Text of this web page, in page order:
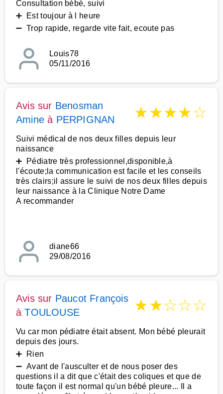
Consultation bébé, suivi
➕ Est toujour à l heure
➖ Trop rapide, regarde vite fait, ecoute pas
Louis78
05/11/2016
Avis sur Benosman
Amine à PERPIGNAN ★★★★☆
Suivi médical de nos deux filles depuis leur
naissance
➕ Pédiatre très professionnel,disponible,à
l'écoute;la communication est facile et les conseils
très clairs;il assure le suivi de nos deux filles depuis
leur naissance à la Clinique Notre Dame
A recommander
diane66
29/08/2016
Avis sur Paucot François
àTOULOUSE ★★☆☆☆
Vu car mon pédiatre était absent. Mon bébé pleurait
depuis des jours.
➕ Rien
➖ Avant de l'ausculter et de nous poser des
questions il a dit que c'était des coliques et que de
toute façon il est normal qu'un bébé pleure... Il a